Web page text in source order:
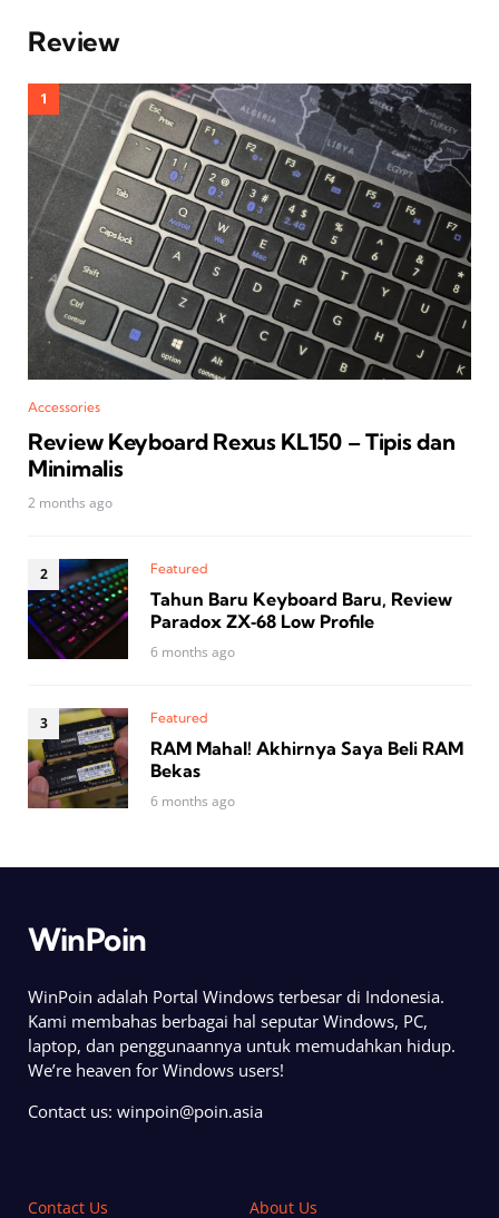
Review
Accessories
Review Keyboard Rexus KL150 – Tipis dan
Minimalis
2 months ago
Featured
Tahun Baru Keyboard Baru, Review
Paradox ZX‑68 Low Profile
6 months ago
Featured
RAM Mahal! Akhirnya Saya Beli RAM
Bekas
6 months ago
WinPoin
WinPoin adalah Portal Windows terbesar di Indonesia.
Kami membahas berbagai hal seputar Windows, PC,
laptop, dan penggunaannya untuk memudahkan hidup.
We’re heaven for Windows users!
Contact us: winpoin@poin.asia
Contact Us About Us